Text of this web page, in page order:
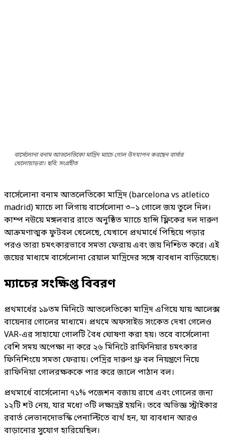
বার্সেলোনা বনাম আতলেতিকো মাদ্রিদ ম্যাচে গোল উদযাপন করছেন বার্সার
খেলোয়াড়রা। ছবি: সংগ্রহীত
বার্সেলোনা বনাম আতলেতিকো মাদ্রিদ (barcelona vs atletico
madrid) ম্যাচে লা লিগায় বার্সেলোনা ৩–১ গোলে জয় তুলে নিল।
কাম্প নউয়ে মঙ্গলবার রাতে অনুষ্ঠিত ম্যাচে হান্সি ফ্লিকের দল দারুণ
আক্রমণাত্মক ফুটবল খেলেছে, যেখানে প্রথমার্ধে পিছিয়ে পড়ার
পরও তারা চমৎকারভাবে সমতা ফেরায় এবং জয় নিশ্চিত করে। এই
জয়ের মাধ্যমে বার্সেলোনা রেয়াল মাদ্রিদের সঙ্গে ব্যবধান বাড়িয়েছে।
ম্যাচের সংক্ষিপ্ত বিবরণ
প্রথমার্ধের ১৯তম মিনিটে আতলেতিকো মাদ্রিদ এগিয়ে যায় আলেক্স
বায়েনার গোলের মাধ্যমে। প্রথমে অফসাইড সংকেত দেখা গেলেও
VAR-এর সাহায্যে গোলটি বৈধ ঘোষণা করা হয়। তবে বার্সেলোনা
বেশি সময় অপেক্ষা না করে ২৬ মিনিটে রাফিনিয়ার চমৎকার
ফিনিশিংয়ে সমতা ফেরায়। পেদ্রির দারুণ থ্রু বল নিয়ন্ত্রণে নিয়ে
রাফিনিয়া গোলরক্ষককে পার করে জালে পাঠান বল।
প্রথমার্ধে বার্সেলোনা ৭১% পজেশন বজায় রাখে এবং গোলের জন্য
১২টি শট নেয়, যার মধ্যে ৩টি লক্ষ্যভ্রষ্ট হয়নি। তবে অভিজ্ঞ স্ট্রাইকার
রবার্ত লেভানদোভস্কি পেনাল্টিতে ব্যর্থ হন, যা ব্যবধান আরও
বাড়ানোর সুযোগ হারিয়েছিল।